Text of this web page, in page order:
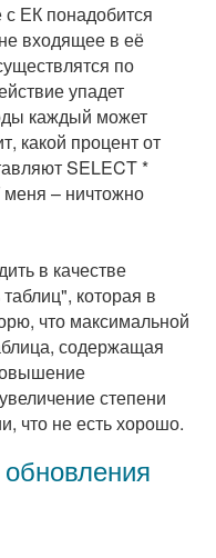
с ЕК понадобится
входящее в её
по
упадет
каждый может
какой процент от
SELECT *
– ничтожно
в качестве
которая в
что максимальной
содержащая
степени
что не есть хорошо.